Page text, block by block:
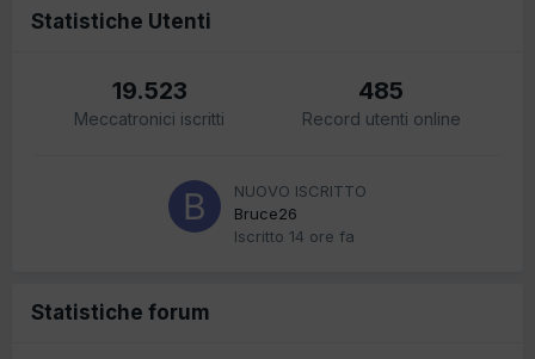
Statistiche Utenti
19.523
Meccatronici iscritti
485
Record utenti online
NUOVO ISCRITTO
Bruce26
Iscritto 14 ore fa
Statistiche forum